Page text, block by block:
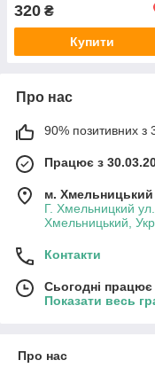
320 ₴
Купити
Про нас
90% позитивних з
Працює з
м. Хмельницький
Г. Хмельницкий
Хмельницький,
Контакти
Сьогодні
Показати весь
Про нас